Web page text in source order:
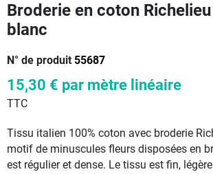
Broderie en coton
blanc
N° de produit 55687
15,30 € par mètre linéaire
TTC
Tissu italien 100% coton avec broderie
motif de minuscules fleurs disposées en
est régulier et dense. Le tissu est fin,